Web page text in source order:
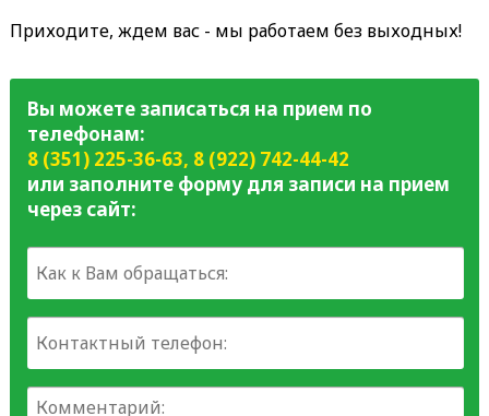
Приходите, ждем вас - мы работаем без выходных!
Вы можете записаться на прием по
телефонам:
8 (351) 225-36-63, 8 (922) 742-44-42
или заполните форму для записи на прием
через сайт: